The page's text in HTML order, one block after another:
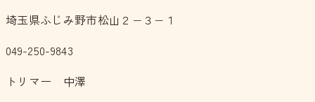
埼玉県ふじみ野市松山２−３−１
049-250-9843
トリマー 中澤